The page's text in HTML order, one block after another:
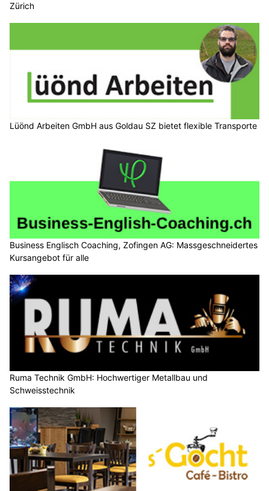
Zürich
Lüönd Arbeiten GmbH aus Goldau SZ bietet flexible Transporte
Business Englisch Coaching, Zofingen AG: Massgeschneidertes
Kursangebot für alle
Ruma Technik GmbH: Hochwertiger Metallbau und
Schweisstechnik